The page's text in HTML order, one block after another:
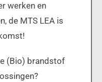
werken en
de MTS LEA is
(Bio) brandstof